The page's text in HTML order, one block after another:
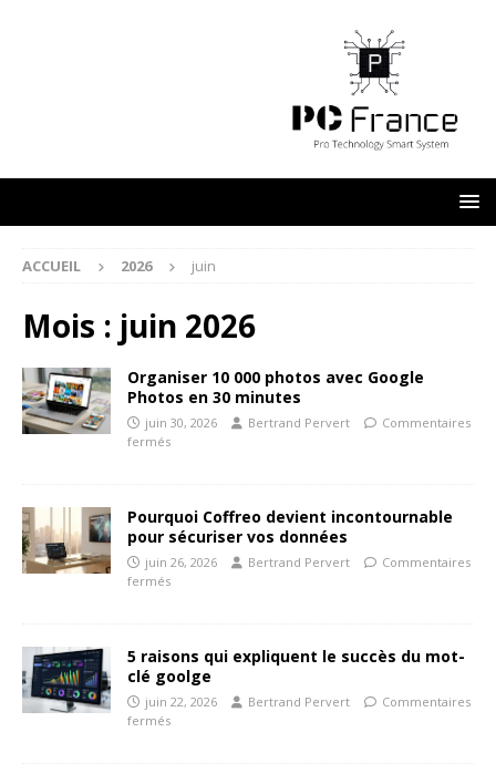
ACCUEIL 2026 juin
Mois : juin 2026
Organiser 10 000 photos avec Google
Photos en 30 minutes
juin 30, 2026 Bertrand Pervert
Commentaires
fermés
Pourquoi Coffreo devient incontournable
pour sécuriser vos données
juin 26, 2026 Bertrand Pervert
Commentaires
fermés
5 raisons qui expliquent le succès du mot-
clé goolge
juin 22, 2026 Bertrand Pervert
Commentaires
fermés